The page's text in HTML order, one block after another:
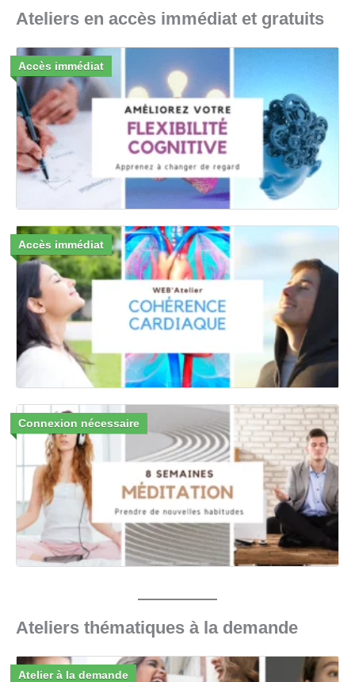
Ateliers en accès immédiat et gratuits
Accès immédiat
Accès immédiat
Connexion nécessaire
Ateliers thématiques à la demande
Atelier à la demande